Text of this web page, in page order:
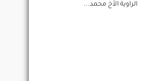
الراوية الأخ محمد...